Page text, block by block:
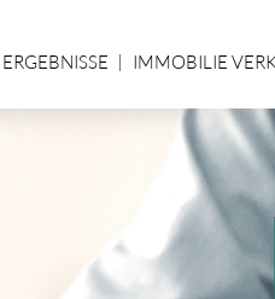
ERGEBNISSE IMMOBILIE